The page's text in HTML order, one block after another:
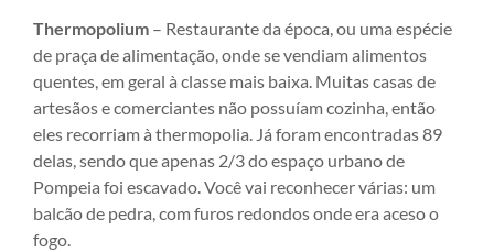
Thermopolium – Restaurante da época, ou uma espécie
de praça de alimentação, onde se vendiam alimentos
quentes, em geral à classe mais baixa. Muitas casas de
artesãos e comerciantes não possuíam cozinha, então
eles recorriam à thermopolia. Já foram encontradas 89
delas, sendo que apenas 2/3 do espaço urbano de
Pompeia foi escavado. Você vai reconhecer várias: um
balcão de pedra, com furos redondos onde era aceso o
fogo.